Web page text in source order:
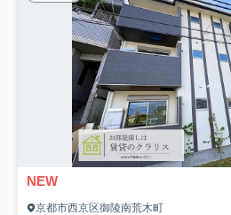
NEW
京都市西京区御陵南荒木町